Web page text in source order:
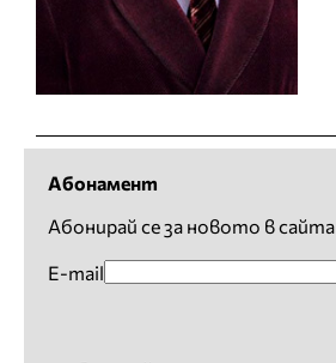
Абонамент
Абонирай се за новото в сайта
E-mail